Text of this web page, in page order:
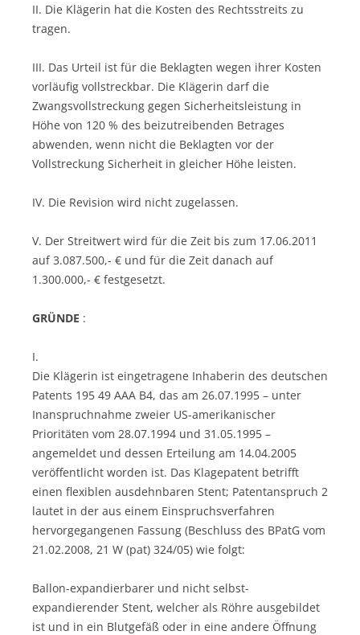
II. Die Klägerin hat die Kosten des Rechtsstreits zu
tragen.
III. Das Urteil ist für die Beklagten wegen ihrer Kosten
vorläufig vollstreckbar. Die Klägerin darf die
Zwangsvollstreckung gegen Sicherheitsleistung in
Höhe von 120 % des beizutreibenden Betrages
abwenden, wenn nicht die Beklagten vor der
Vollstreckung Sicherheit in gleicher Höhe leisten.
IV. Die Revision wird nicht zugelassen.
V. Der Streitwert wird für die Zeit bis zum 17.06.2011
auf 3.087.500,- € und für die Zeit danach auf
1.300.000,- € festgesetzt.
GRÜNDE :
I.
Die Klägerin ist eingetragene Inhaberin des deutschen
Patents 195 49 AAA B4, das am 26.07.1995 – unter
Inanspruchnahme zweier US-amerikanischer
Prioritäten vom 28.07.1994 und 31.05.1995 –
angemeldet und dessen Erteilung am 14.04.2005
veröffentlicht worden ist. Das Klagepatent betrifft
einen flexiblen ausdehnbaren Stent; Patentanspruch 2
lautet in der aus einem Einspruchsverfahren
hervorgegangenen Fassung (Beschluss des BPatG vom
21.02.2008, 21 W (pat) 324/05) wie folgt:
Ballon-expandierbarer und nicht selbst-
expandierender Stent, welcher als Röhre ausgebildet
ist und in ein Blutgefäß oder in eine andere Öffnung